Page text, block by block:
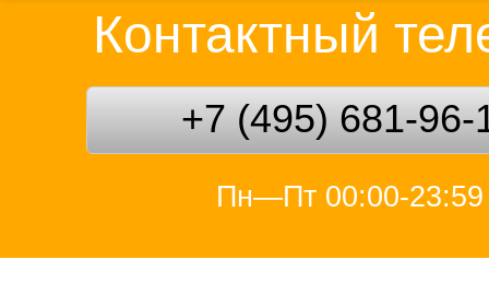
Контактный
+7 (495) 681-96-
Пн—Пт 00:00-23:59